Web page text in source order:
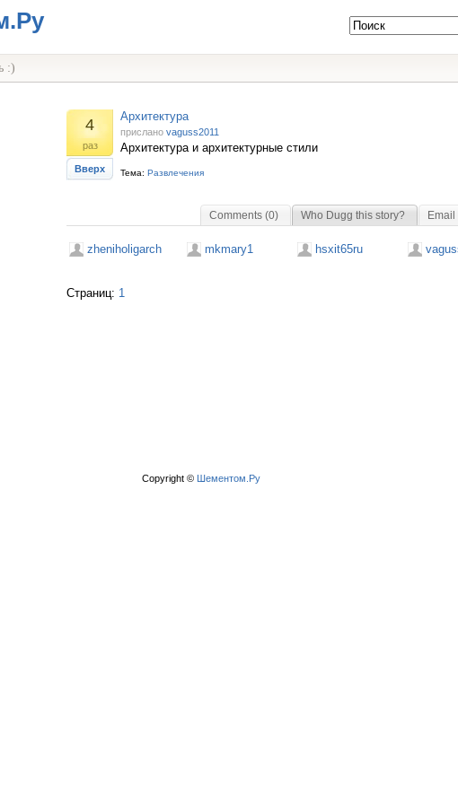
:)
4
раз
Вверх
Архитектура
прислано vaguss2011
Архитектура и архитектурные стили
Тема: Развлечения
Comments (0) Who Dugg this story?
zheniholigarch mkmary1 hsxit65ru
Страниц: 1
Copyright © Шементом.Ру